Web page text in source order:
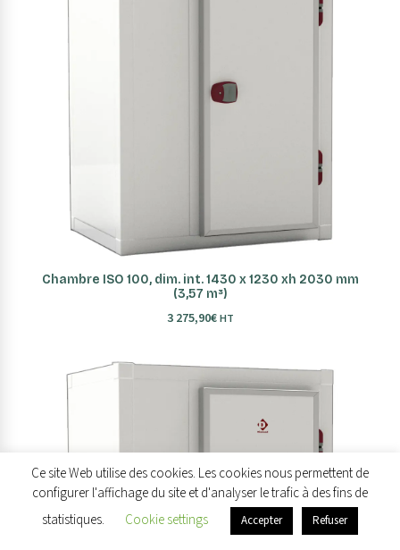
AJOUTER AU PANIER
Chambre ISO 100, dim. int. 1430 x 1230 xh 2030 mm
(3,57 m³)
3 275,90€ HT
Ce site Web utilise des cookies. Les cookies nous permettent de
configurer l'affichage du site et d'analyser le trafic à des fins de
statistiques.
Cookie settings Accepter Refuser